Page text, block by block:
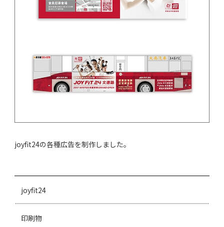
joyfit24の各種広告を制作しました。
joyfit24
印刷物